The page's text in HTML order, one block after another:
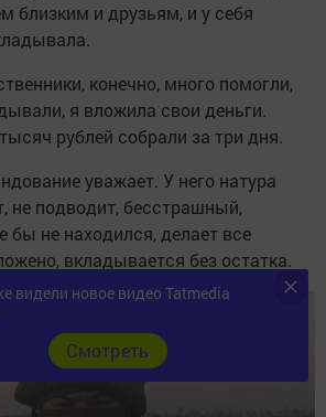
близким и друзьям, и у себя
конечно, много помогли,
я вложила свои деньги.
рублей собрали за три дня.
уважает. У него натура
не подводит, бесстрашный,
бы не находился, делает все
вкладывается без остатка.
видели новое видео Tatmedia
Cмотреть